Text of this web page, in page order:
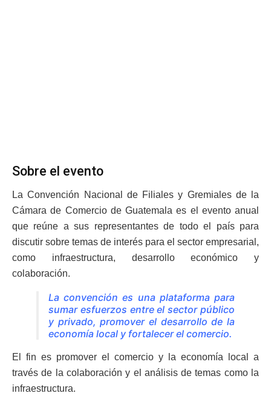
Sobre el evento
La Convención Nacional de Filiales y Gremiales de la
Cámara de Comercio de Guatemala es el evento anual
que reúne a sus representantes de todo el país para
discutir sobre temas de interés para el sector empresarial,
como infraestructura, desarrollo económico y
colaboración.
La convención es una plataforma para
sumar esfuerzos entre el sector público
y privado, promover el desarrollo de la
economía local y fortalecer el comercio.
El fin es promover el comercio y la economía local a
través de la colaboración y el análisis de temas como la
infraestructura.